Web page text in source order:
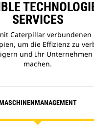
SERVICES
Caterpillar verbundenen
um die Effizienz zu
und Ihr
machen.